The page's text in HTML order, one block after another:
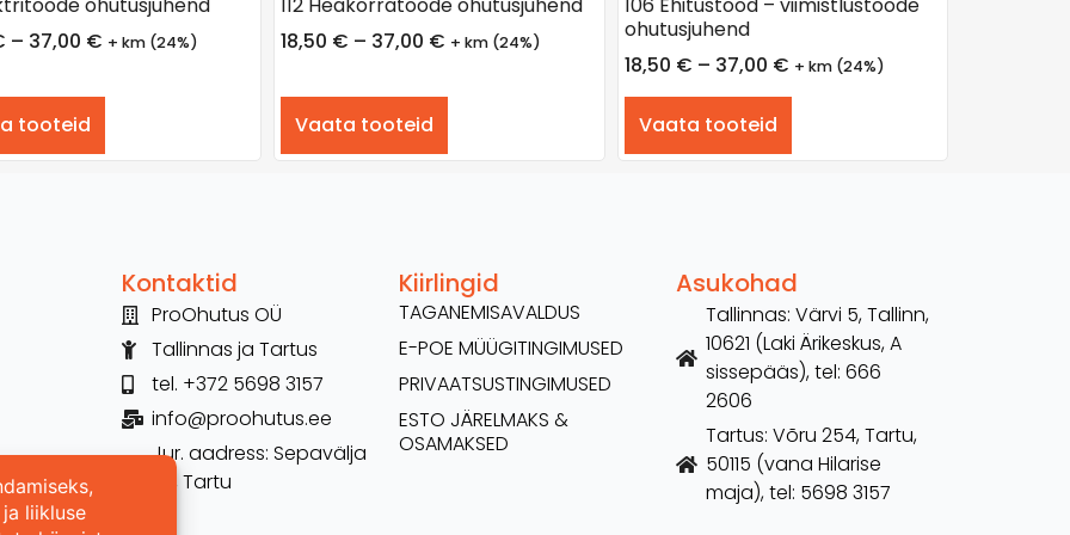
– 37,00 € + km (24%)
tooteid
18,50 € – 37,00 € + km (24%)
Vaata tooteid
ohutusjuhend
18,50 € – 37,00 € + km (24%)
Vaata tooteid
Kontaktid
ProOhutus OÜ
Tallinnas ja Tartus
tel. +372 5698 3157
info@proohutus.ee
Jur. aadress: Sepavälja
26, Tartu
Kiirlingid
TAGANEMISAVALDUS
E-POE MÜÜGITINGIMUSED
PRIVAATSUSTINGIMUSED
ESTO JÄRELMAKS &
OSAMAKSED
Asukohad
Tallinnas: Värvi 5, Tallinn,
10621 (Laki Ärikeskus, A
sissepääs), tel: 666
2606
Tartus: Võru 254, Tartu,
50115 (vana Hilarise
maja), tel: 5698 3157